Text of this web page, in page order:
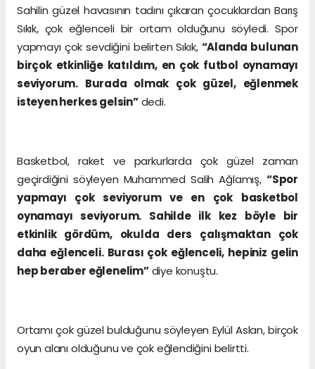
Sahilin güzel havasının tadını çıkaran çocuklardan Barış
Sıkık, çok eğlenceli bir ortam olduğunu söyledi. Spor
yapmayı çok sevdiğini belirten Sıkık, “Alanda bulunan
birçok etkinliğe katıldım, en çok futbol oynamayı
seviyorum. Burada olmak çok güzel, eğlenmek
isteyen herkes gelsin”dedi.
Basketbol, raket ve parkurlarda çok güzel zaman
geçirdiğini söyleyen Muhammed Salih Ağlamış, “Spor
yapmayı çok seviyorum ve en çok basketbol
oynamayı seviyorum. Sahilde ilk kez böyle bir
etkinlik gördüm, okulda ders çalışmaktan çok
daha eğlenceli. Burası çok eğlenceli, hepiniz gelin
hep beraber eğlenelim”diye konuştu.
Ortamı çok güzel bulduğunu söyleyen Eylül Aslan, birçok
oyun alanı olduğunu ve çok eğlendiğini belirtti.